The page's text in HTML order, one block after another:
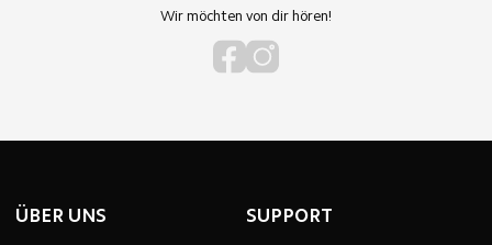
Wir möchten von dir hören!
ÜBER UNS SUPPORT